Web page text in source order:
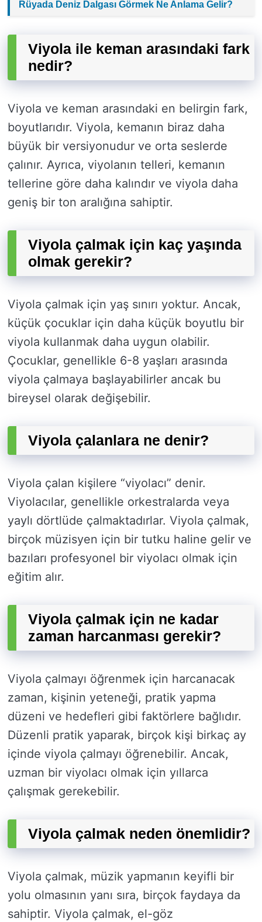
Rüyada Deniz Dalgası Görmek Ne Anlama Gelir?
Viyola ile keman arasındaki fark
nedir?
Viyola ve keman arasındaki en belirgin fark,
boyutlarıdır. Viyola, kemanın biraz daha
büyük bir versiyonudur ve orta seslerde
çalınır. Ayrıca, viyolanın telleri, kemanın
tellerine göre daha kalındır ve viyola daha
geniş bir ton aralığına sahiptir.
Viyola çalmak için kaç yaşında
olmak gerekir?
Viyola çalmak için yaş sınırı yoktur. Ancak,
küçük çocuklar için daha küçük boyutlu bir
viyola kullanmak daha uygun olabilir.
Çocuklar, genellikle 6-8 yaşları arasında
viyola çalmaya başlayabilirler ancak bu
bireysel olarak değişebilir.
Viyola çalanlara ne denir?
Viyola çalan kişilere “viyolacı” denir.
Viyolacılar, genellikle orkestralarda veya
yaylı dörtlüde çalmaktadırlar. Viyola çalmak,
birçok müzisyen için bir tutku haline gelir ve
bazıları profesyonel bir viyolacı olmak için
eğitim alır.
Viyola çalmak için ne kadar
zaman harcanması gerekir?
Viyola çalmayı öğrenmek için harcanacak
zaman, kişinin yeteneği, pratik yapma
düzeni ve hedefleri gibi faktörlere bağlıdır.
Düzenli pratik yaparak, birçok kişi birkaç ay
içinde viyola çalmayı öğrenebilir. Ancak,
uzman bir viyolacı olmak için yıllarca
çalışmak gerekebilir.
Viyola çalmak neden önemlidir?
Viyola çalmak, müzik yapmanın keyifli bir
yolu olmasının yanı sıra, birçok faydaya da
sahiptir. Viyola çalmak, el-göz